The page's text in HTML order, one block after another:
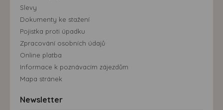
Slevy
Dokumenty ke stažení
Pojistka proti úpadku
Zpracování osobních údajů
Online platba
Informace k poznávacím zájezdům
Mapa stránek
Newsletter